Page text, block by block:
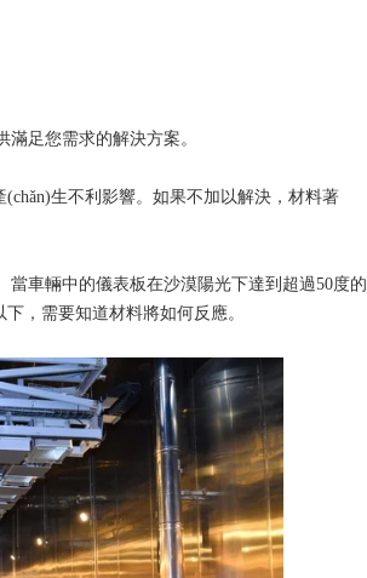
足您需求的解決方案。
生不利影響。如果不加以解決，材料著
當車輛中的儀表板在沙漠陽光下達到超過50度的
，需要知道材料將如何反應。